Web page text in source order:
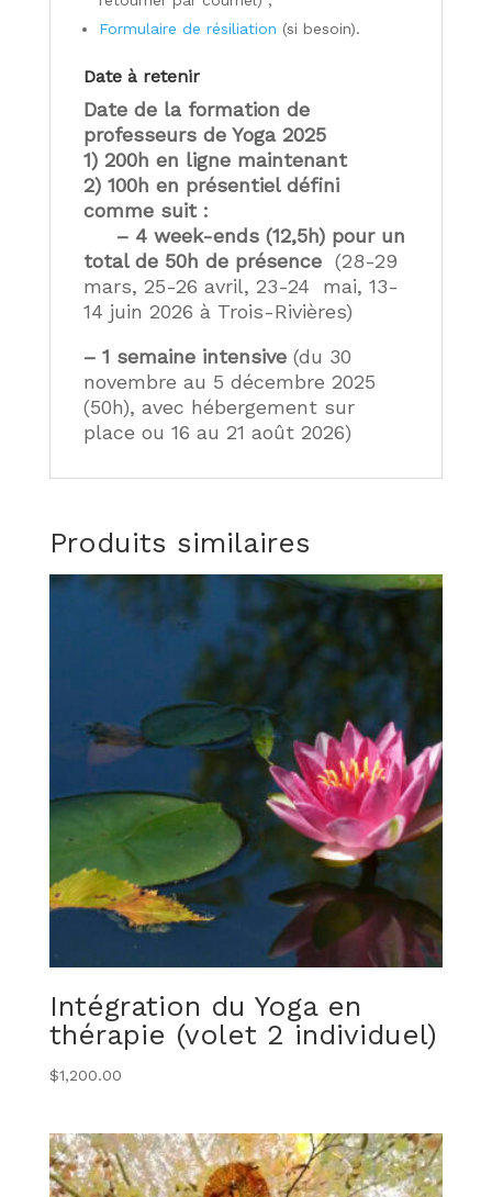
Formulaire de résiliation (si besoin).
Date à retenir
Date de la formation de
professeurs de Yoga 2025
1) 200h en ligne maintenant
2) 100h en présentiel défini
comme suit :
– 4 week-ends (12,5h) pour un
total de 50h de présence (28-29
mars, 25-26 avril, 23-24 mai, 13-
14 juin 2026 à Trois-Rivières)
– 1 semaine intensive (du 30
novembre au 5 décembre 2025
(50h), avec hébergement sur
place ou 16 au 21 août 2026)
Produits similaires
Intégration du Yoga en
thérapie (volet 2 individuel)
$1,200.00